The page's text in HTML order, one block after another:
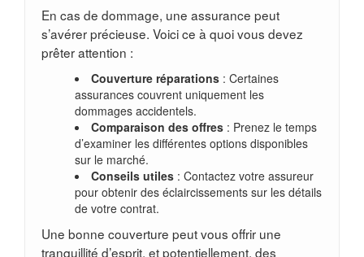
En cas de dommage, une assurance peut
s’avérer précieuse. Voici ce à quoi vous devez
prêter attention :
Couverture réparations: Certaines
assurances couvrent uniquement les
dommages accidentels.
Comparaison des offres: Prenez le temps
d’examiner les différentes options disponibles
sur le marché.
Conseils utiles: Contactez votre assureur
pour obtenir des éclaircissements sur les détails
de votre contrat.
Une bonne couverture peut vous offrir une
tranquillité d’esprit, et potentiellement, des